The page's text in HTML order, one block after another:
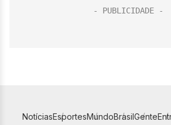
NotíciasEsportesMundoBrasilGente